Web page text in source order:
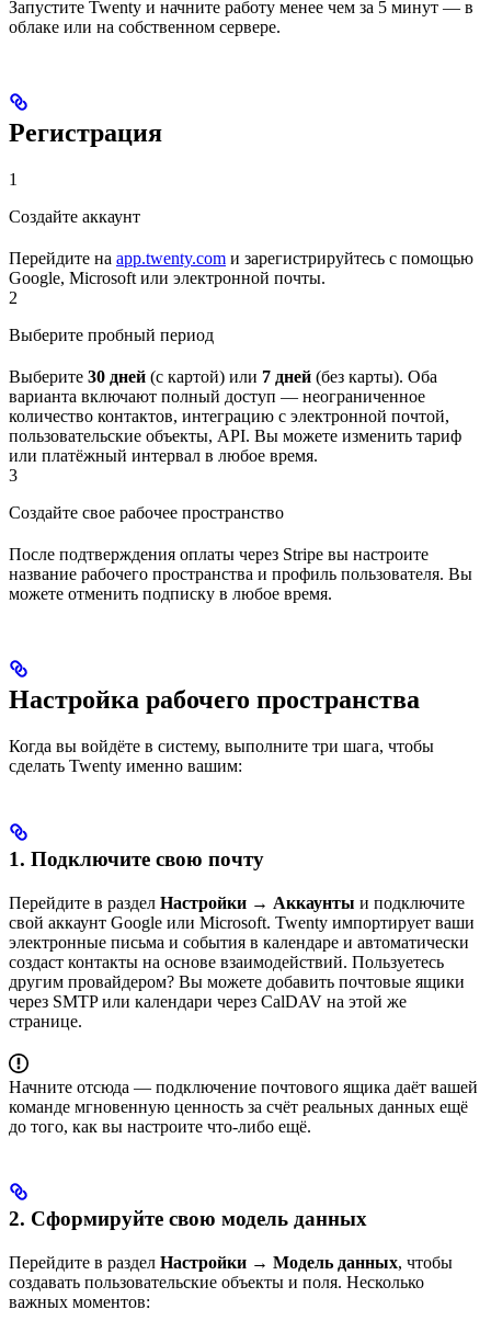
Запустите Twenty и начните работу менее чем за 5 минут — в
облаке или на собственном сервере.
Регистрация
1
Создайте аккаунт
Перейдите на app.twenty.com и зарегистрируйтесь с помощью
Google, Microsoft или электронной почты.
2
Выберите пробный период
Выберите 30 дней (с картой) или 7 дней (без карты). Оба
варианта включают полный доступ — неограниченное
количество контактов, интеграцию с электронной почтой,
пользовательские объекты, API. Вы можете изменить тариф
или платёжный интервал в любое время.
3
Создайте свое рабочее пространство
После подтверждения оплаты через Stripe вы настроите
название рабочего пространства и профиль пользователя. Вы
можете отменить подписку в любое время.
Настройка рабочего пространства
Когда вы войдёте в систему, выполните три шага, чтобы
сделать Twenty именно вашим:
1. Подключите свою почту
Перейдите в раздел Настройки → Аккаунты и подключите
свой аккаунт Google или Microsoft. Twenty импортирует ваши
электронные письма и события в календаре и автоматически
создаст контакты на основе взаимодействий. Пользуетесь
другим провайдером? Вы можете добавить почтовые ящики
через SMTP или календари через CalDAV на этой же
странице.
Начните отсюда — подключение почтового ящика даёт вашей
команде мгновенную ценность за счёт реальных данных ещё
до того, как вы настроите что‑либо ещё.
2. Сформируйте свою модель данных
Перейдите в раздел Настройки → Модель данных, чтобы
создавать пользовательские объекты и поля. Несколько
важных моментов: